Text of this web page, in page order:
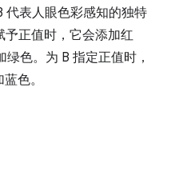
代表人眼色彩感知的独特
正值时，它会添加红
色。为 B 指定正值时，
色。